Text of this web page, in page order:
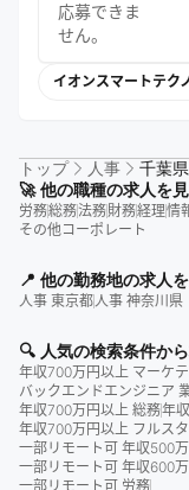
応募できま
せん。
イオンスマートテク
トップ 人事
千葉県
🚀 他の職種の求人を
労務総務法務財務経理情
その他コーポレート
📍 他の勤務地の求人
人事 東京都人事 神奈川県
🔍 人気の検索条件か
年収700万円以上 マーケ
バックエンドエンジニア
年収700万円以上 総務年
年収700万円以上 フルス
一部リモート可 年収500
一部リモート可 年収600
一部リモート可 労務